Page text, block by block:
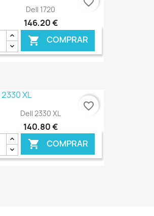
Dell 1720
146,20 €
 COMPRAR
€ ONLINE
Dell 2330 XL
140,80 €
 COMPRAR
favorite_border